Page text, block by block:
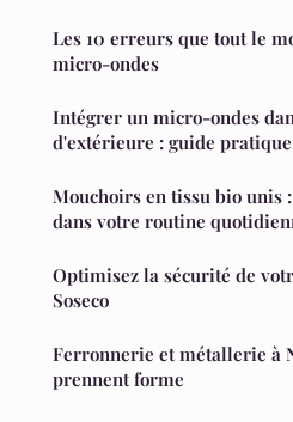
Les 10 erreurs que tout le
micro-ondes
Intégrer un micro-ondes
d'extérieure : guide pratique
Mouchoirs en tissu bio unis
dans votre routine
Optimisez la sécurité de
Soseco
Ferronnerie et métallerie à
prennent forme